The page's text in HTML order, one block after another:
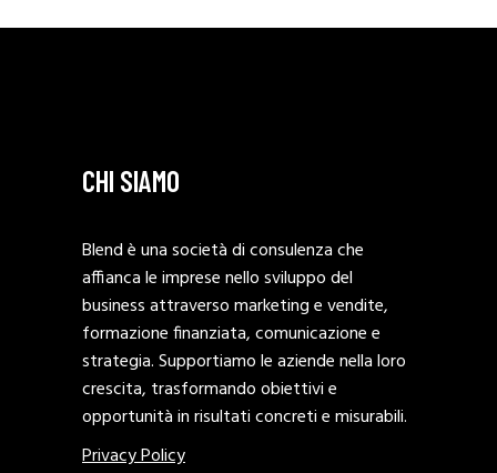
CHI SIAMO
Blend è una società di consulenza che
affianca le imprese nello sviluppo del
business attraverso marketing e vendite,
formazione finanziata, comunicazione e
strategia. Supportiamo le aziende nella loro
crescita, trasformando obiettivi e
opportunità in risultati concreti e misurabili.
Privacy Policy